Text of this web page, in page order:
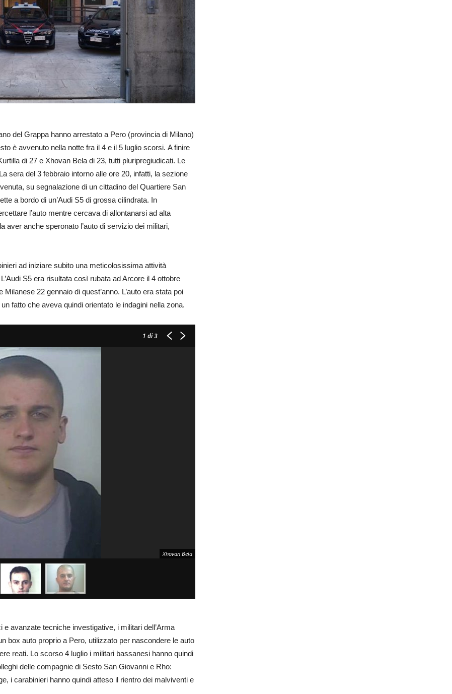
del Grappa hanno arrestato a Pero (provincia di Milano)
è avvenuto nella notte fra il 4 e il 5 luglio scorsi. A finire
di 27 e Xhovan Bela di 23, tutti pluripregiudicati. Le
sera del 3 febbraio intorno alle ore 20, infatti, la sezione
su segnalazione di un cittadino del Quartiere San
a bordo di un’Audi S5 di grossa cilindrata. In
l’auto mentre cercava di allontanarsi ad alta
anche speronato l’auto di servizio dei militari,
ad iniziare subito una meticolosissima attività
S5 era risultata così rubata ad Arcore il 4 ottobre
22 gennaio di quest’anno. L’auto era stata poi
fatto che aveva quindi orientato le indagini nella zona.
1 di 3
Xhovan Bela
avanzate tecniche investigative, i militari dell’Arma
box auto proprio a Pero, utilizzato per nascondere le auto
reati. Lo scorso 4 luglio i militari bassanesi hanno quindi
delle compagnie di Sesto San Giovanni e Rho:
i carabinieri hanno quindi atteso il rientro dei malviventi e